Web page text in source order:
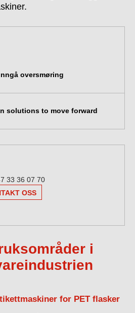
oversmøring
solutions to move forward
33 36 07 70
OSS
i
for PET flasker